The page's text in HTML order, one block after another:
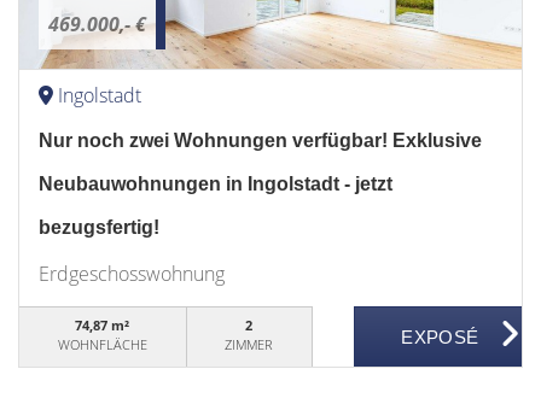
469.000,- €
Ingolstadt
Nur noch zwei Wohnungen verfügbar! Exklusive
Neubauwohnungen in Ingolstadt - jetzt
bezugsfertig!
Erdgeschosswohnung
74,87 m²
WOHNFLÄCHE
2
ZIMMER